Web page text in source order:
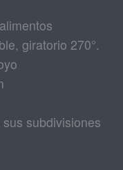
giratorio 270°.
subdivisiones